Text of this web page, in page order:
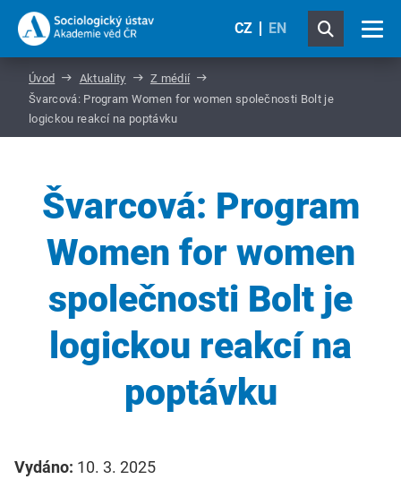
CZ EN
Úvod Aktuality
Z médií
Švarcová: Program Women for women společnosti Bolt je
logickou reakcí na poptávku
Švarcová: Program
Women for women
společnosti Bolt je
logickou reakcí na
poptávku
Vydáno: 10. 3. 2025